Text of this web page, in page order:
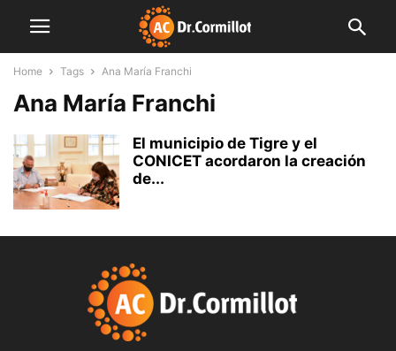
Home Tags Ana María Franchi
Ana María Franchi
El municipio de Tigre y el
CONICET acordaron la creación
de...